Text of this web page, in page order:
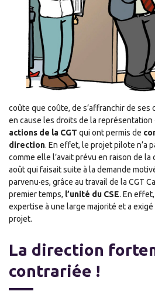
coûte que coûte, de s’affranchir de
en cause les droits de la
actions de la CGT qui ont permis de
direction. En effet, le projet pilote n’a
comme elle l’avait prévu en raison de la
août qui faisait suite à la demande
parvenu·es, grâce au travail de la CGT
premier temps, l’unité du CSE. En
expertise à une large majorité et a
projet.
La direction
contrariée !